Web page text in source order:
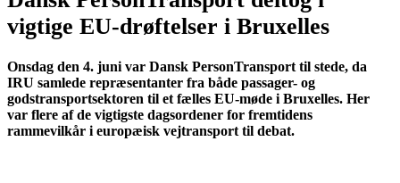
vigtige EU-drøftelser i Bruxelles
Onsdag den 4. juni var Dansk PersonTransport til stede, da
IRU samlede repræsentanter fra både passager- og
godstransportsektoren til et fælles EU-møde i Bruxelles. Her
var flere af de vigtigste dagsordener for fremtidens
rammevilkår i europæisk vejtransport til debat.